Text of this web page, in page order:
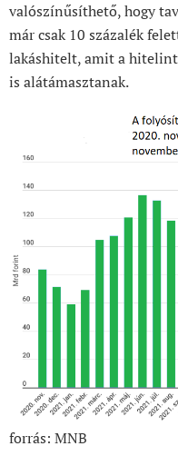
valószínűsíthető, hogy
már csak 10 százalék
lakáshitelt, amit a
is alátámasztanak.
forrás: MNB